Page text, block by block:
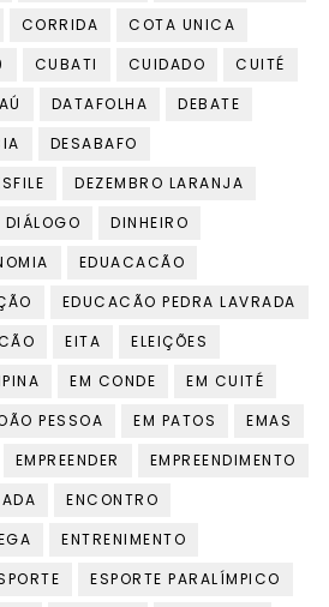
CORRIDA
COTA UNICA
CUBATI CUIDADO
CUITÉ
DATAFOLHA
DEBATE
DESABAFO
DEZEMBRO LARANJA
DIÁLOGO
DINHEIRO
EDUACACÃO
EDUCACÃO PEDRA LAVRADA
EITA
ELEIÇÕES
EM CONDE
EM CUITÉ
PESSOA EM PATOS
EMAS
EMPREENDER
EMPREENDIMENTO
ENCONTRO
ENTRENIMENTO
ESPORTE PARALÍMPICO